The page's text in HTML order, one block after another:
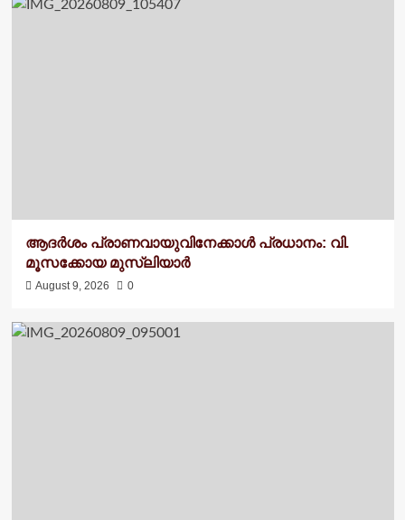
ആദർശം പ്രാണവായുവിനേക്കാൾ പ്രധാനം: വി.
മൂസക്കോയ മുസ്ലിയാർ
August 9, 2026 0